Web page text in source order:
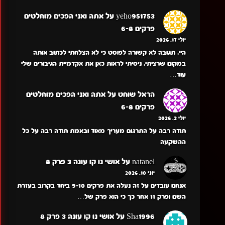
yeho951753 עלאתה ואני הפכים מוחלטים
פרקים 6-8
יולי 17, 2026
היי. תגובה לא קשורה לפוסט כי לא הצלחתי לכתוב אותה
במקום שרציתי. ניסיתי לראות כאן את אקדמיית הגיבורים שלי
עוד…
הראל שוחט עלאתה ואני הפכים מוחלטים
פרקים 6-8
יולי 2, 2026
תודה רבה על התרגום מעריך מאוד ובאמת תודה רבה על כל
ההשקעה
natanel עלאושי נו קו עונה 3 פרק 8
יוני 10, 2026
אנחנו עובדים על זה נעלה את פרקים 9-10 ביחד בקרוב בעזרת
השם ופרק 11 אחר כך כי הוא פרק של…
Sha1996 עלאושי נו קו עונה 3 פרק 8